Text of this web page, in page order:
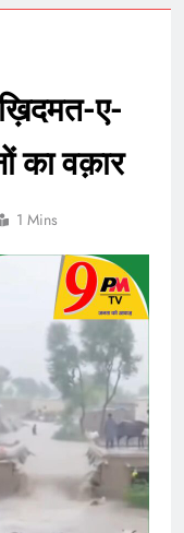
ख़िदमत-ए-
का वक़ार
1 Mins